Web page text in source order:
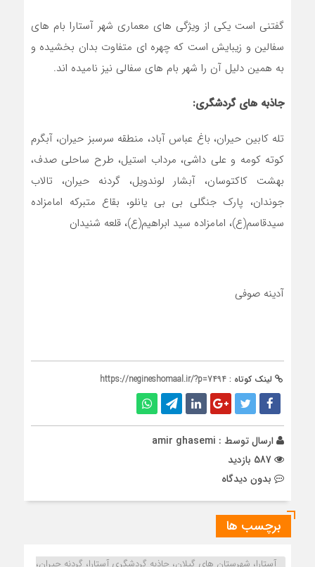
گفتنی است یکی از ویژگی های معماری شهر آستارا بام های
سفالین و زیبایش است که چهره ای متفاوت بدان بخشیده و
به همین دلیل آن را شهر بام های سفالی نیز نامیده اند.
جاذبه های گردشگری:
تله کابین حیران، باغ عباس آباد، منطقه سرسبز حیران، آبگرم
کوته کومه و علی داشی، مرداب استیل، طرح ساحلی صدف،
بهشت کاکتوسان، آبشار لوندویل، گردنه حیران، تالاب
جوندان، پارک جنگلی بی بی یانلو، بقاع متبرکه امامزاده
سیدقاسم(ع)، امامزاده سید ابراهیم(ع)، قلعه شنیدان
آدینه صوفی
لینک کوتاه : https://negineshomaal.ir/?p=7494
ارسال توسط : amir ghasemi
بدون دیدگاه
برچسب ها
آستارا، شهرستان های گیلان، جاذبه گردشگری آستارا، گردنه حیران،